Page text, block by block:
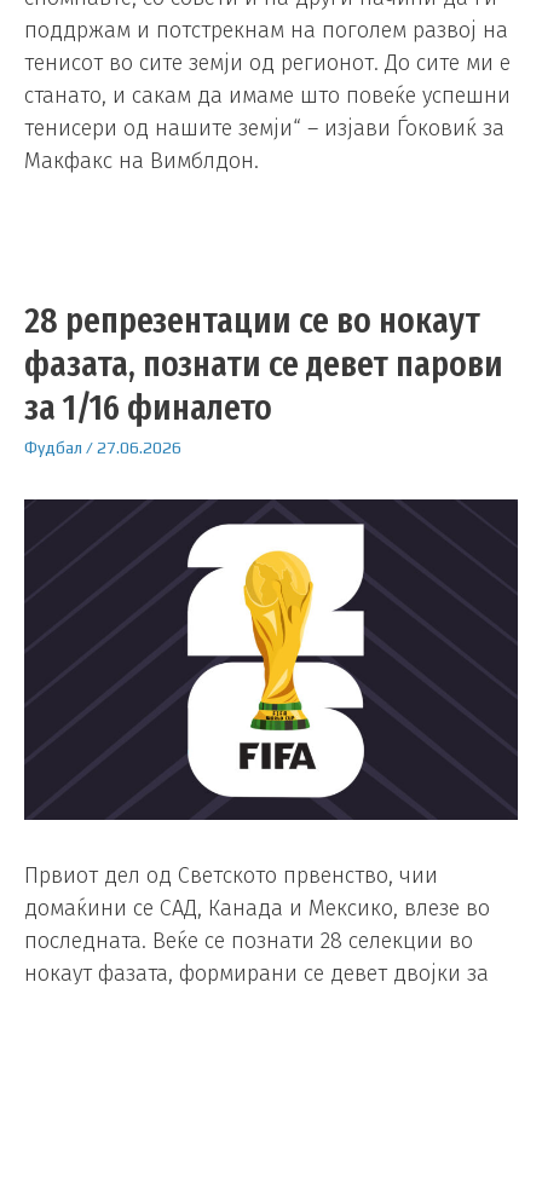
поддржам и потстрекнам на поголем развој на
тенисот во сите земји од регионот. До сите ми е
станато, и сакам да имаме што повеќе успешни
тенисери од нашите земји“ – изјави Ѓоковиќ за
Макфакс на Вимблдон.
28 репрезентации се во нокаут
фазата, познати се девет парови
за 1/16 финалето
Фудбал /27.06.2026
Првиот дел од Светското првенство, чии
домаќини се САД, Канада и Мексико, влезе во
последната. Веќе се познати 28 селекции во
нокаут фазата, формирани се девет двојки за